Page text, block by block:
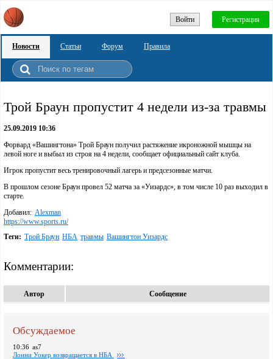
Войти Регистрация
Новости Статьи Форум Правила
Трой Браун пропустит 4 недели из-за травмы
25.09.2019 10:36
Форвард «Вашингтона» Трой Браун получил растяжение икроножной мышцы на
левой ноге и выбыл из строя на 4 недели, сообщает официальный сайт клуба.
Игрок пропустит весь тренировочный лагерь и предсезонные матчи.
В прошлом сезоне Браун провел 52 матча за «Уизардс», в том числе 10 раз выходил в
старте.
Добавил: Alexman
https://www.sports.ru/
Теги: Трой Браун НБА травмы Вашингтон Уизардс
Комментарии:
Автор Сообщение
Обсуждаемое
10:36 as7
Лонни Уокер возвращается в НБА